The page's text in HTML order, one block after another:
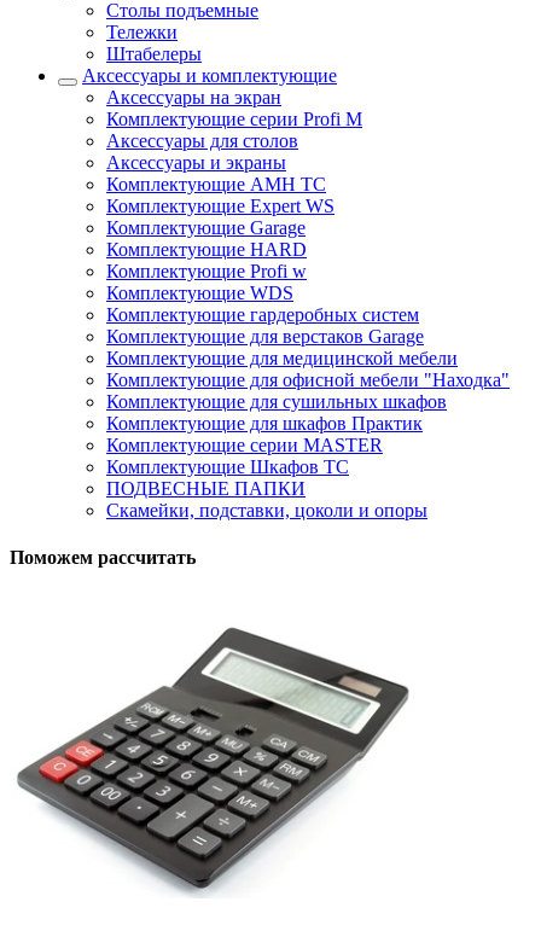
Столы подъемные
Тележки
Штабелеры
Аксессуары и комплектующие
Аксессуары на экран
Комплектующие серии Profi M
Аксессуары для столов
Аксессуары и экраны
Комплектующие AMH TC
Комплектующие Expert WS
Комплектующие Garage
Комплектующие HARD
Комплектующие Profi w
Комплектующие WDS
Комплектующие гардеробных систем
Комплектующие для верстаков Garage
Комплектующие для медицинской мебели
Комплектующие для офисной мебели "Находка"
Комплектующие для сушильных шкафов
Комплектующие для шкафов Практик
Комплектующие серии MASTER
Комплектующие Шкафов ТС
ПОДВЕСНЫЕ ПАПКИ
Скамейки, подставки, цоколи и опоры
Поможем рассчитать